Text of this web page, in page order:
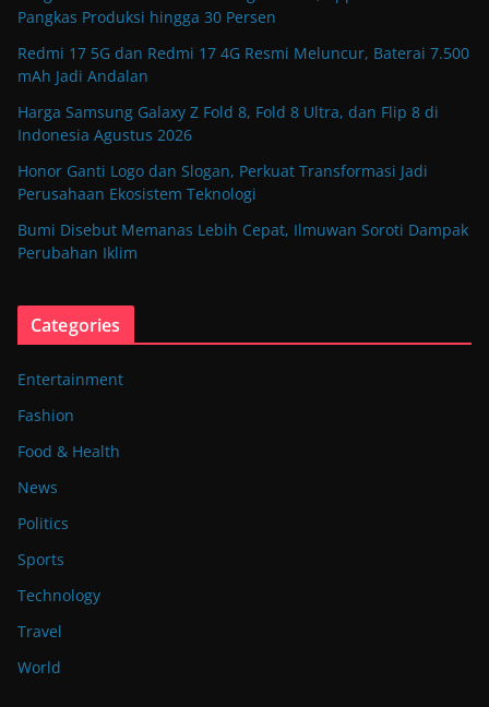
Pangkas Produksi hingga 30 Persen
Redmi 17 5G dan Redmi 17 4G Resmi Meluncur, Baterai 7.500
mAh Jadi Andalan
Harga Samsung Galaxy Z Fold 8, Fold 8 Ultra, dan Flip 8 di
Indonesia Agustus 2026
Honor Ganti Logo dan Slogan, Perkuat Transformasi Jadi
Perusahaan Ekosistem Teknologi
Bumi Disebut Memanas Lebih Cepat, Ilmuwan Soroti Dampak
Perubahan Iklim
Categories
Entertainment
Fashion
Food & Health
News
Politics
Sports
Technology
Travel
World